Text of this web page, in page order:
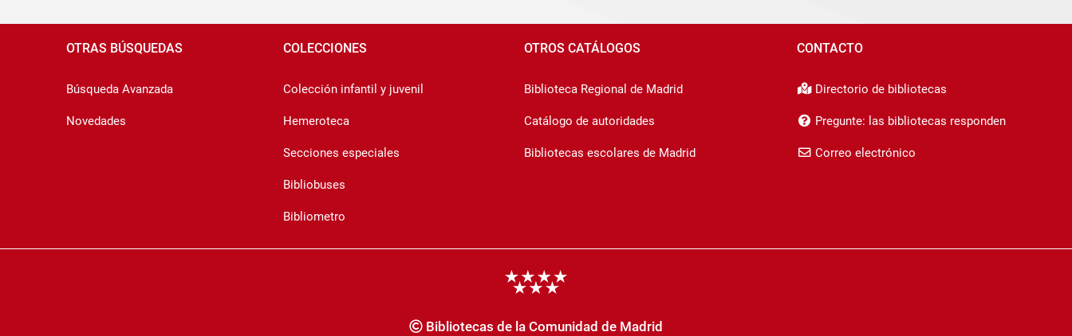
OTRAS BÚSQUEDAS
Búsqueda Avanzada
Novedades
COLECCIONES
Colección infantil y juvenil
Hemeroteca
Secciones especiales
Bibliobuses
Bibliometro
OTROS CATÁLOGOS
Biblioteca Regional de Madrid
Catálogo de autoridades
Bibliotecas escolares de Madrid
CONTACTO
Directorio de bibliotecas
Pregunte: las bibliotecas responden
Correo electrónico
Bibliotecas de la Comunidad de Madrid